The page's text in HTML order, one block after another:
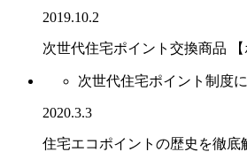
2019.10.2
次世代住宅ポイント交換商品 【
次世代住宅ポイント制度
2020.3.3
住宅エコポイントの歴史を徹底